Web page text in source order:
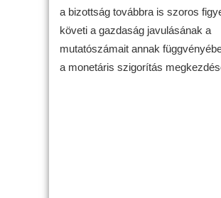
a bizottság továbbra is szoros
követi a gazdaság javulásának a
mutatószámait annak
a monetáris szigorítás